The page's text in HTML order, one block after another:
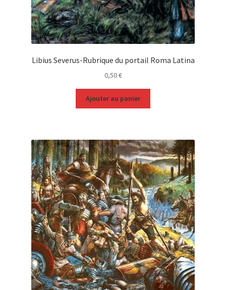
Libius Severus-Rubrique du portail Roma Latina
0,50€
Ajouter au panier